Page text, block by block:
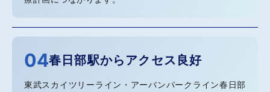
04春日部駅からアクセス良好
東武スカイツリーライン・アーバンパークライン春日部